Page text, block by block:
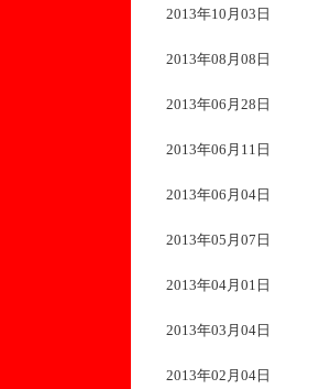
2013年10月03日
2013年08月08日
2013年06月28日
2013年06月11日
2013年06月04日
2013年05月07日
2013年04月01日
2013年03月04日
2013年02月04日